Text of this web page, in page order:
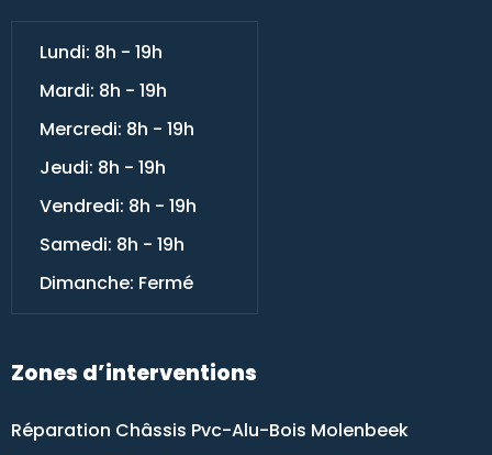
Lundi: 8h - 19h
Mardi: 8h - 19h
Mercredi: 8h - 19h
Jeudi: 8h - 19h
Vendredi: 8h - 19h
Samedi: 8h - 19h
Dimanche: Fermé
Zones d’interventions
Réparation Châssis Pvc-Alu-Bois Molenbeek